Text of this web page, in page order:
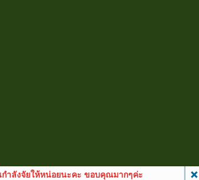
กำลังจัยให้หน่อยนะคะ ขอบคุณมากๆค่ะ